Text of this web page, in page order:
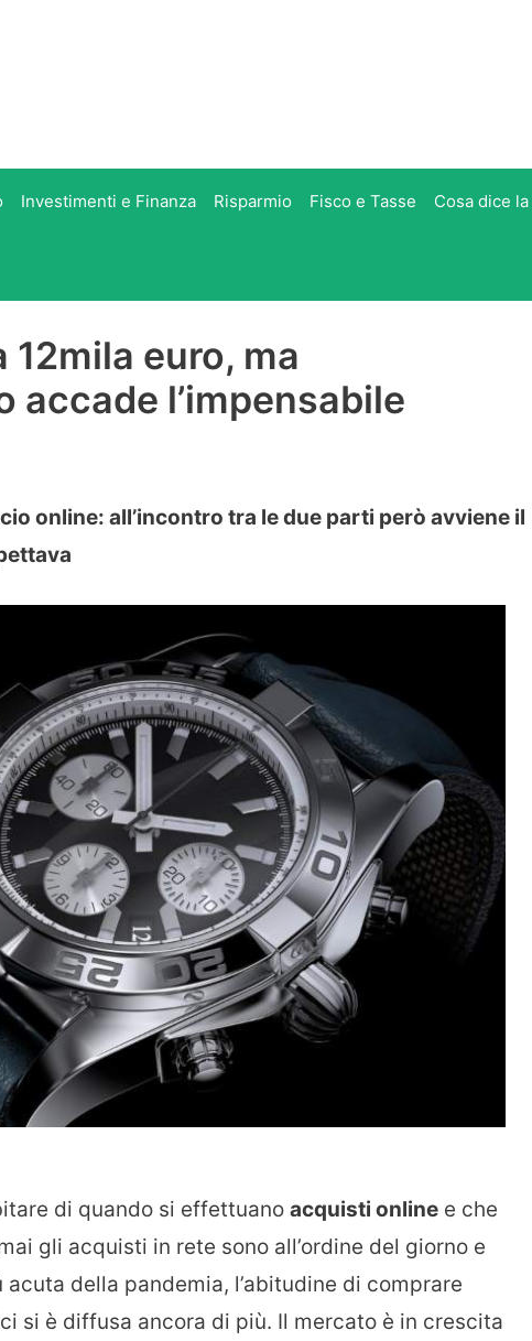
Investimenti e Finanza Risparmio Fisco e Tasse Cosa dice
12mila euro, ma
accade l’impensabile
online: all’incontro tra le due parti però avviene il
di quando si effettuano acquisti online e che
gli acquisti in rete sono all’ordine del giorno e
della pandemia, l’abitudine di comprare
si è diffusa ancora di più. Il mercato è in crescita